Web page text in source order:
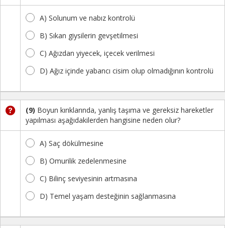
A) Solunum ve nabız kontrolü
B) Sıkan giysilerin gevşetilmesi
C) Ağızdan yiyecek, içecek verilmesi
D) Ağız içinde yabancı cisim olup olmadığının kontrolü
(9) Boyun kırıklarında, yanlış taşıma ve gereksiz hareketler
yapılması aşağıdakilerden hangisine neden olur?
A) Saç dökülmesine
B) Omurilik zedelenmesine
C) Bilinç seviyesinin artmasına
D) Temel yaşam desteğinin sağlanmasına